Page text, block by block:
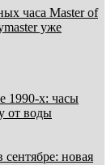
часа Master of
уже
1990-х: часы
от воды
новая